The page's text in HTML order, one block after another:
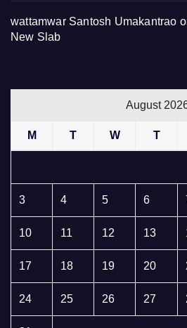
wattamwar Santosh Umakantrao
New Slab
August
M T W T
3 4 5 6
10 11 12 13
17 18 19 20
24 25 26 27